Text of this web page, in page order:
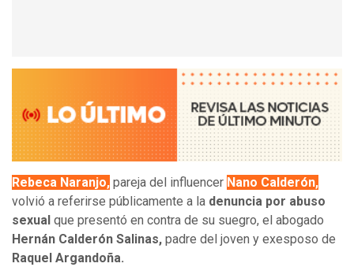
Rebeca Naranjo, pareja del influencer Nano Calderón,
volvió a referirse públicamente a la denuncia por abuso
sexual que presentó en contra de su suegro, el abogado
Hernán Calderón Salinas, padre del joven y exesposo de
Raquel Argandoña.